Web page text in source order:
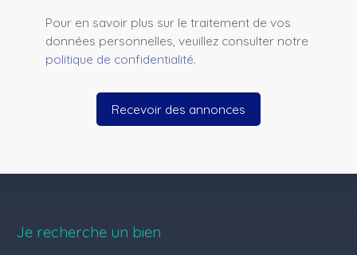
Pour en savoir plus sur le traitement de vos
données personnelles, veuillez consulter notre
politique de confidentialité.
Recevoir des annonces
Je recherche un bien